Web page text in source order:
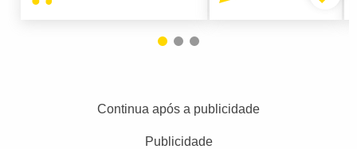
Continua após a publicidade
Publicidade